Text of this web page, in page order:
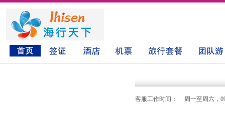
客服工作时间： 周一至周六，